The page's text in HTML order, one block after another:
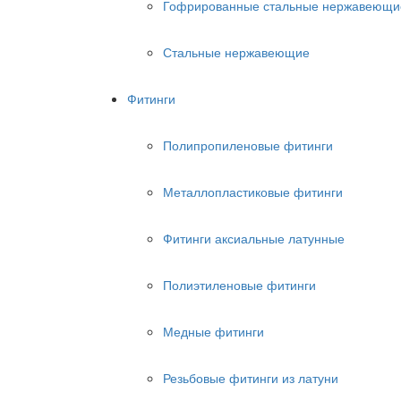
Гофрированные стальные
Стальные нержавеющие
Фитинги
Полипропиленовые фитинги
Металлопластиковые фитинги
Фитинги аксиальные латунные
Полиэтиленовые фитинги
Медные фитинги
Резьбовые фитинги из латуни